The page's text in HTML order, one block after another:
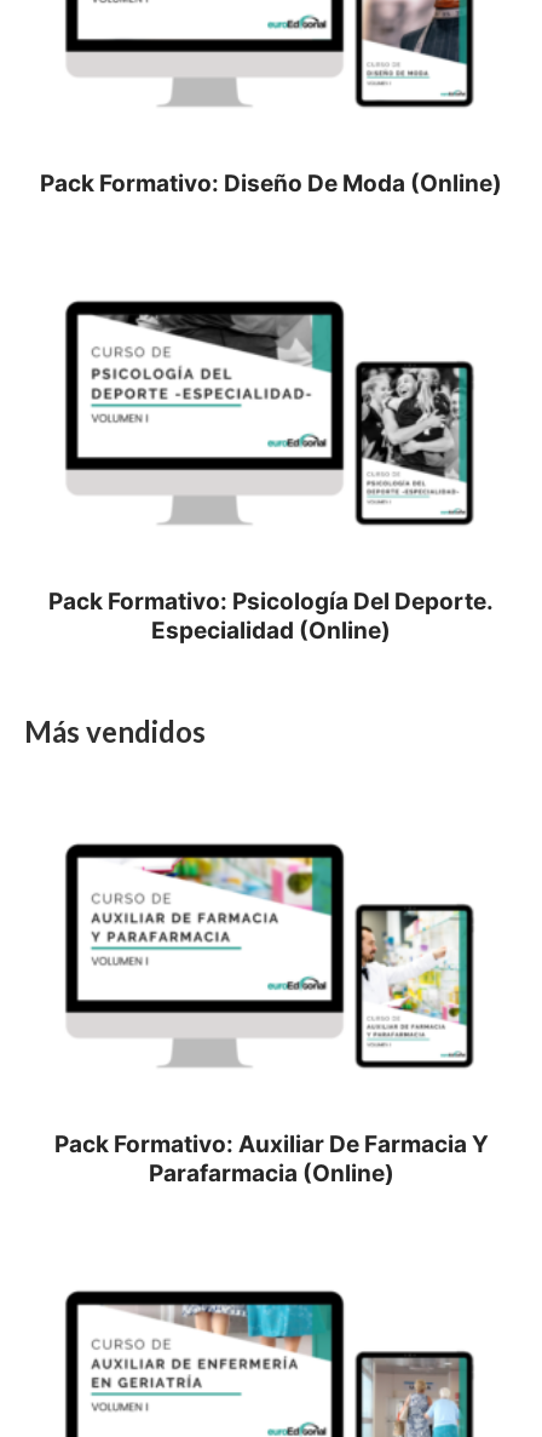
Pack Formativo: Diseño De Moda (Online)
Pack Formativo: Psicología Del Deporte.
Especialidad (Online)
Más vendidos
Pack Formativo: Auxiliar De Farmacia Y
Parafarmacia (Online)